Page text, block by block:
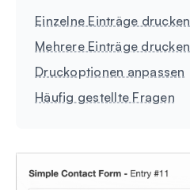
Einzelne Einträge drucken
Mehrere Einträge drucken
Druckoptionen anpassen
Häufig gestellte Fragen